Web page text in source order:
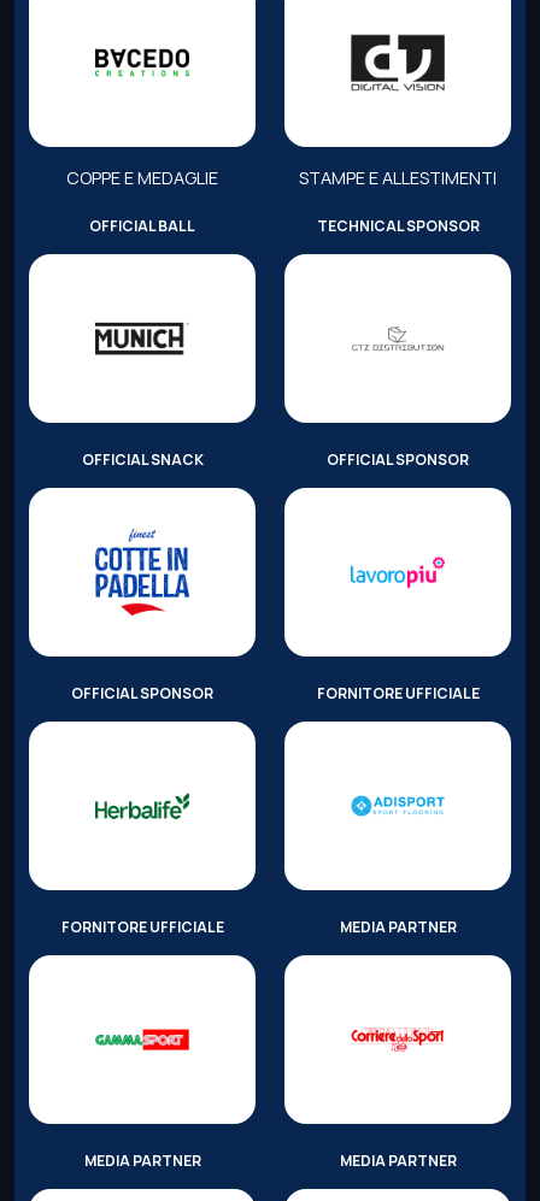
COPPE E MEDAGLIE STAMPE E ALLESTIMENTI
OFFICIAL BALL TECHNICAL SPONSOR
OFFICIAL SNACK OFFICIAL SPONSOR
OFFICIAL SPONSOR FORNITORE UFFICIALE
FORNITORE UFFICIALE MEDIA PARTNER
MEDIA PARTNER MEDIA PARTNER